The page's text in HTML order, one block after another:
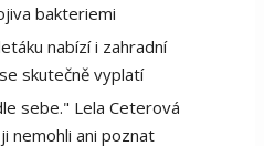
bakteriemi
nabízí i zahradní
skutečně vyplatí
sebe." Lela Ceterová
nemohli ani poznat